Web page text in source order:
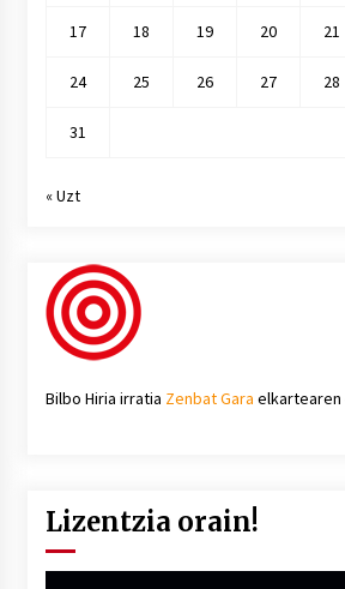
17 18 19 20 21
24 25 26 27 28
31
« Uzt
Bilbo Hiria irratia Zenbat Gara elkartearen
Lizentzia orain!